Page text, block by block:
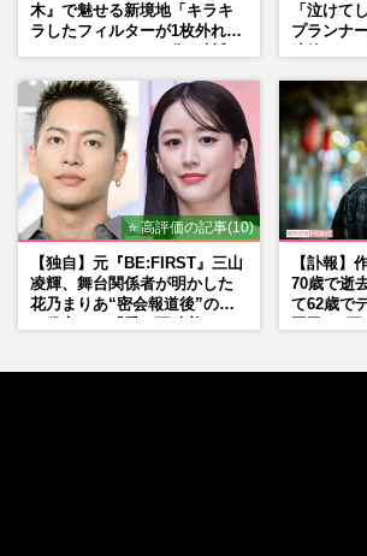
木』で魅せる新境地「キラキ
ラしたフィルターが1枚外れて
「泣けて
プランナ
⭐ 高評価の記事(10)
【独自】元『BE:FIRST』三山
凌輝、舞台関係者が明かした
花乃まりあ“密会報道後”の呆
【訃報】
70歳で逝
て62歳で